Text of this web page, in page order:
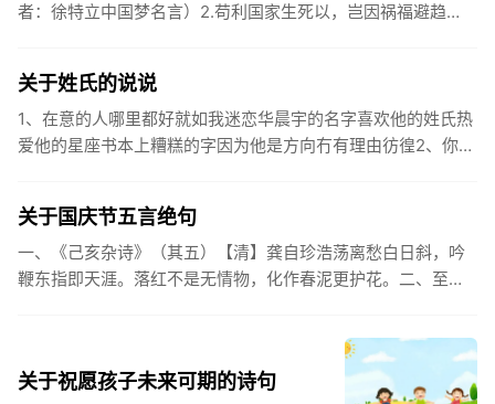
者：徐特立中国梦名言）2.苟利国家生死以，岂因祸福避趋
关于姓氏的说说
1、在意的人哪里都好就如我迷恋华晨宇的名字喜欢他的姓氏热
爱他的星座书本上糟糕的字因为他是方向冇有理由彷徨2、你的
关于国庆节五言绝句
一、《己亥杂诗》（其五）【清】龚自珍浩荡离愁白日斜，吟
鞭东指即天涯。落红不是无情物，化作春泥更护花。二、至今
关于祝愿孩子未来可期的诗句